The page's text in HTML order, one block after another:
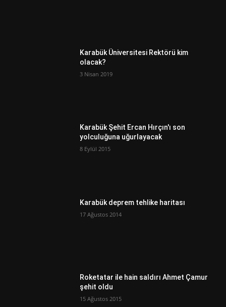
Karabük Üniversitesi Rektörü kim
olacak?
3 Nisan 2019
Karabük Şehit Ercan Hırçın'ı son
yolculuğuna uğurlayacak
8 Eylül 2015
Karabük deprem tehlike haritası
17 Ağustos 2014
Roketatar ile hain saldırı Ahmet Çamur
şehit oldu
15 Ağustos 2015